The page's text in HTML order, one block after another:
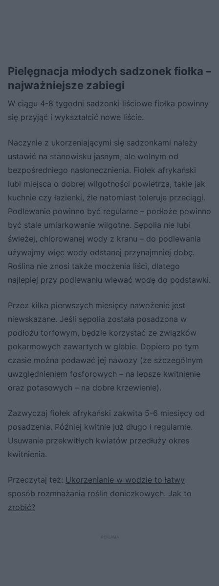
Pielęgnacja młodych sadzonek fiołka –
najważniejsze zabiegi
W ciągu 4-8 tygodni sadzonki liściowe fiołka powinny
się przyjąć i wykształcić nowe liście.
Naczynie z ukorzeniającymi się sadzonkami należy
ustawić na stanowisku jasnym, ale wolnym od
bezpośredniego nasłonecznienia. Fiołek afrykański
lubi miejsca o dobrej wilgotności powietrza, takie jak
kuchnie czy łazienki, źle natomiast toleruje przeciągi.
Podlewanie powinno być regularne – podłoże powinno
być stale umiarkowanie wilgotne. Sępolia nie lubi
świeżej, chlorowanej wody z kranu – do podlewania
używajmy więc wody odstanej przynajmniej dobę.
Roślina nie znosi także moczenia liści, dlatego
najlepiej przy podlewaniu wlewać wodę do podstawki.
Przez kilka pierwszych miesięcy nawożenie jest
niewskazane. Jeśli sępolia została posadzona w
podłożu torfowym, będzie korzystać ze związków
pokarmowych zawartych w glebie. Dopiero po tym
czasie można podawać jej nawozy (ze szczególnym
uwzględnieniem fosforowych – na lepsze kwitnienie
oraz potasowych – na dobre krzewienie).
Zazwyczaj fiołek afrykański zakwita 5-6 miesięcy od
posadzenia. Później kwitnie już długo i regularnie.
Usuwanie przekwitłych kwiatów przedłuży okres
kwitnienia.
Przeczytaj też: Ukorzenianie w wodzie to łatwy
sposób rozmnażania roślin doniczkowych. Jak to
zrobić?